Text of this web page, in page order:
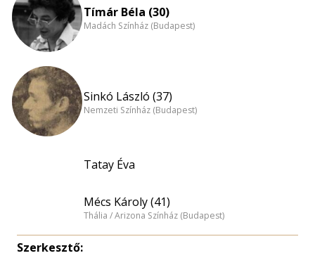
Tímár Béla (30)
Madách Színház (Budapest)
Sinkó László (37)
Nemzeti Színház (Budapest)
Tatay Éva
Mécs Károly (41)
Thália / Arizona Színház (Budapest)
Szerkesztő: